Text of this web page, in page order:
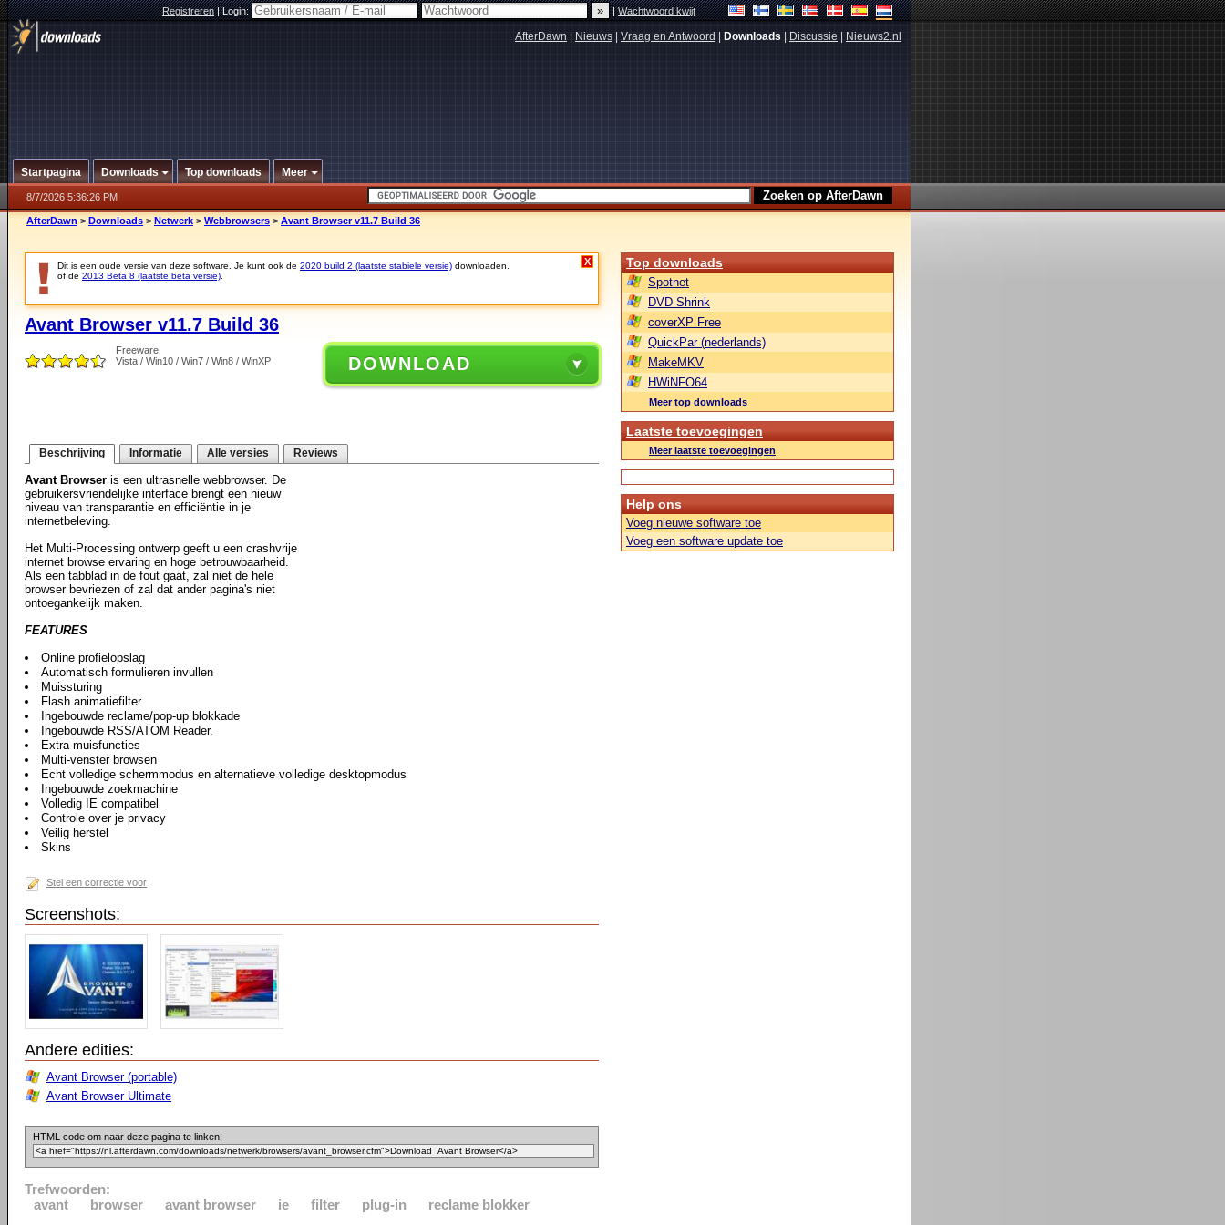
Registreren|Login: |Wachtwoord kwijt
AfterDawn Nieuws Vraag en Antwoord Downloads Discussie Nieuws2.nl
Startpagina Downloads Top downloads Meer
8/7/2026 5:36:26 PM
AfterDawn > Downloads > Netwerk > Webbrowsers > Avant Browser v11.7 Build 36
Dit is een oude versie van deze software. Je kunt ook de 2020 build 2 (laatste stabiele versie) downloaden.
of de 2013 Beta 8 (laatste beta versie)
X
Avant Browser v11.7 Build 36
Freeware
Vista / Win10 / Win7 / Win8 / WinXP
DOWNLOAD
Beschrijving Informatie Alle versies Reviews
Avant Browser is een ultrasnelle webbrowser. De
gebruikersvriendelijke interface brengt een nieuw
niveau van transparantie en efficiëntie in je
internetbeleving.
Het Multi-Processing ontwerp geeft u een crashvrije
internet browse ervaring en hoge betrouwbaarheid.
Als een tabblad in de fout gaat, zal niet de hele
browser bevriezen of zal dat ander pagina's niet
ontoegankelijk maken.
FEATURES
Online profielopslag
Automatisch formulieren invullen
Muissturing
Flash animatiefilter
Ingebouwde reclame/pop-up blokkade
Ingebouwde RSS/ATOM Reader.
Extra muisfuncties
Multi-venster browsen
Echt volledige schermmodus en alternatieve volledige desktopmodus
Ingebouwde zoekmachine
Volledig IE compatibel
Controle over je privacy
Veilig herstel
Skins
Stel een correctie voor
Screenshots:
Andere edities:
Avant Browser (portable)
Avant Browser Ultimate
HTML code om naar deze pagina te linken:
Trefwoorden:
avant
browser avant browser ie filter plug-in reclame blokker
Top downloads
Spotnet
DVD Shrink
coverXP Free
QuickPar (nederlands)
MakeMKV
HWiNFO64
Meer top downloads
Laatste toevoegingen
Meer laatste toevoegingen
Help ons
Voeg nieuwe software toe
Voeg een software update toe